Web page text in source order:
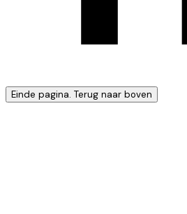
Einde pagina. Terug naar boven